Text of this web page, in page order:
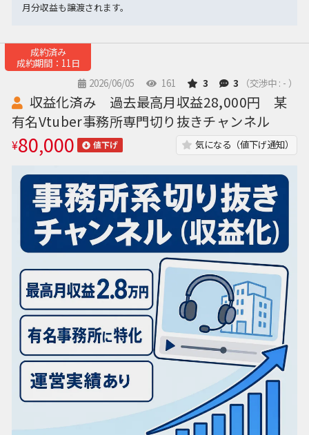
月分収益も譲渡されます。
成約済み
成約期間：11日
2026/06/05
161 3 3 （交渉中 : - ）
収益化済み 過去最高月収益28,000円 某
有名Vtuber事務所専門切り抜きチャンネル
¥80,000 値下げ 気になる（値下げ通知）